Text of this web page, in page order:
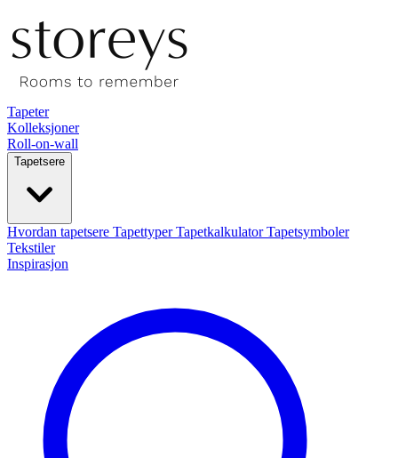
Tapeter
Kolleksjoner
Roll-on-wall
Tapetsere
Hvordan tapetsere TapettyperTapetkalkulatorTapetsymboler
Tekstiler
Inspirasjon